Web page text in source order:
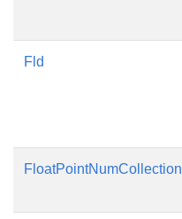
Fld
FloatPointNumCollection